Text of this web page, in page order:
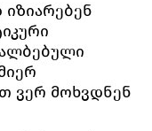
ვერ მოხვდნენ